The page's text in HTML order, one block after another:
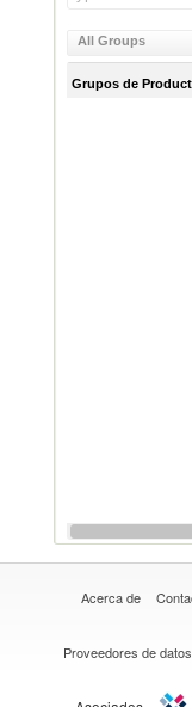
All Groups
Grupos de
Acerca de
Proveedores de datos